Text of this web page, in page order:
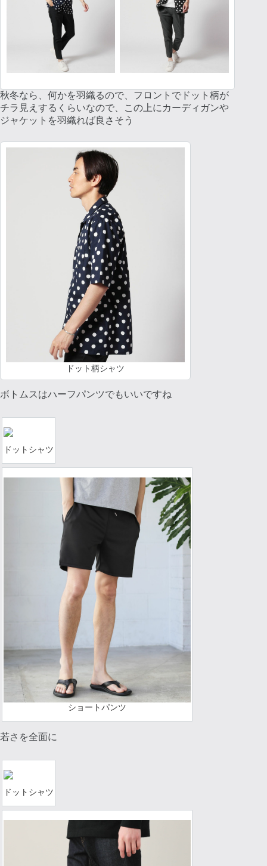
秋冬なら、何かを羽織るので、フロントでドット柄が
チラ見えするくらいなので、この上にカーディガンや
ジャケットを羽織れば良さそう
ドット柄シャツ
ボトムスはハーフパンツでもいいですね
ドットシャツ
ショートパンツ
若さを全面に
ドットシャツ